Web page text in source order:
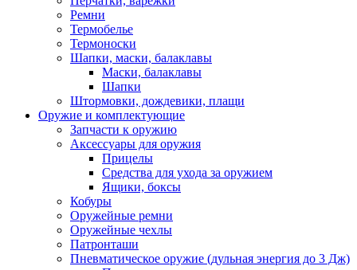
Ремни
Термобелье
Термоноски
Шапки, маски, балаклавы
Маски, балаклавы
Шапки
Штормовки, дождевики, плащи
Оружие и комплектующие
Запчасти к оружию
Аксессуары для оружия
Прицелы
Средства для ухода за оружием
Ящики, боксы
Кобуры
Оружейные ремни
Оружейные чехлы
Патронташи
Пневматическое оружие (дульная энергия до 3 Дж)